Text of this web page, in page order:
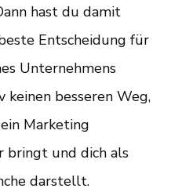
hast du damit
Entscheidung für
Unternehmens
besseren Weg,
Marketing
bringt und dich als
darstellt.